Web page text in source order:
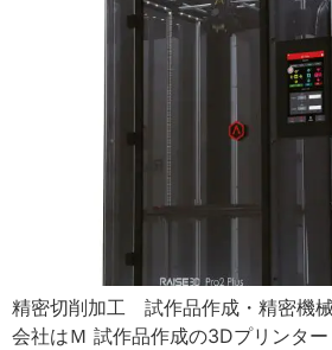
精密切削加工 試作品作成・精密機
会社はＭ 試作品作成の3Dプリンタ